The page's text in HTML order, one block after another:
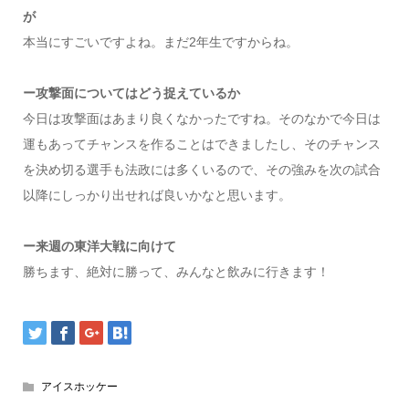
が
本当にすごいですよね。まだ2年生ですからね。
ー攻撃面についてはどう捉えているか
今日は攻撃面はあまり良くなかったですね。そのなかで今日は
運もあってチャンスを作ることはできましたし、そのチャンス
を決め切る選手も法政には多くいるので、その強みを次の試合
以降にしっかり出せれば良いかなと思います。
ー来週の東洋大戦に向けて
勝ちます、絶対に勝って、みんなと飲みに行きます！
アイスホッケー